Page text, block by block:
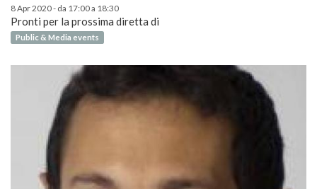
8 Apr 2020 - da 17:00a 18:30
Pronti per la prossima diretta di
Public & Media events